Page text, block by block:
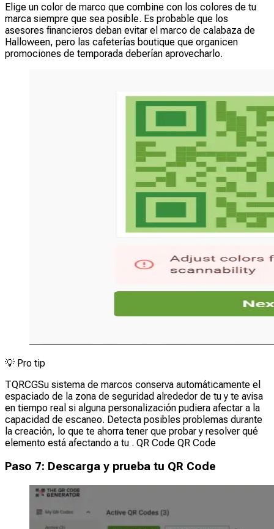
Elige un color de marco que combine con los colores de tu
marca siempre que sea posible. Es probable que los
asesores financieros deban evitar el marco de calabaza de
Halloween, pero las cafeterías boutique que organicen
promociones de temporada deberían aprovecharlo.
💡 Pro tip
TQRCGSu sistema de marcos conserva automáticamente el
espaciado de la zona de seguridad alrededor de tu y te avisa
en tiempo real si alguna personalización pudiera afectar a la
capacidad de escaneo. Detecta posibles problemas durante
la creación, lo que te ahorra tener que probar y resolver qué
elemento está afectando a tu . QR Code QR Code
Paso 7: Descarga y prueba tu QR Code